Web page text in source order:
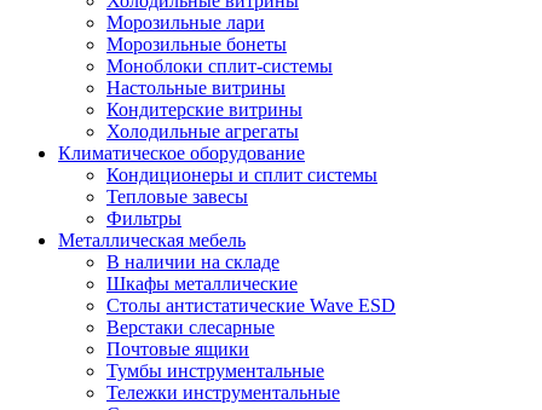
Морозильные лари
Морозильные бонеты
Моноблоки сплит-системы
Настольные витрины
Кондитерские витрины
Холодильные агрегаты
Климатическое оборудование
Кондиционеры и сплит системы
Тепловые завесы
Фильтры
Металлическая мебель
В наличии на складе
Шкафы металлические
Столы антистатические Wave ESD
Верстаки слесарные
Почтовые ящики
Тумбы инструментальные
Тележки инструментальные